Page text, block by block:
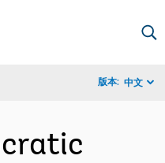
版本: 中文